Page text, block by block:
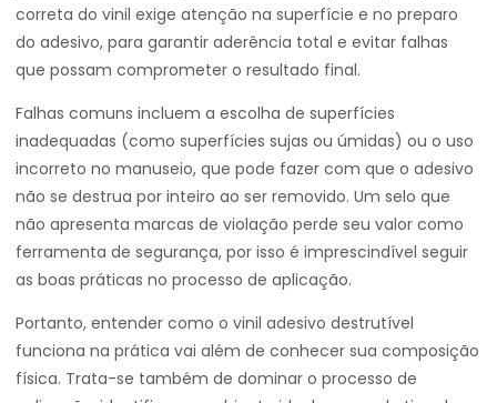
correta do vinil exige atenção na superfície e no preparo
do adesivo, para garantir aderência total e evitar falhas
que possam comprometer o resultado final.
Falhas comuns incluem a escolha de superfícies
inadequadas (como superfícies sujas ou úmidas) ou o uso
incorreto no manuseio, que pode fazer com que o adesivo
não se destrua por inteiro ao ser removido. Um selo que
não apresenta marcas de violação perde seu valor como
ferramenta de segurança, por isso é imprescindível seguir
as boas práticas no processo de aplicação.
Portanto, entender como o vinil adesivo destrutível
funciona na prática vai além de conhecer sua composição
física. Trata-se também de dominar o processo de